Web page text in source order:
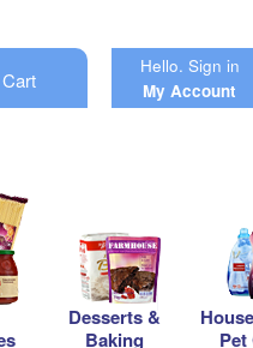
Hello. Sign in
My Account
Desserts &
Baking
Pet